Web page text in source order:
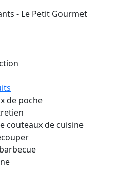
- Le Petit Gourmet
de poche
couteaux de cuisine